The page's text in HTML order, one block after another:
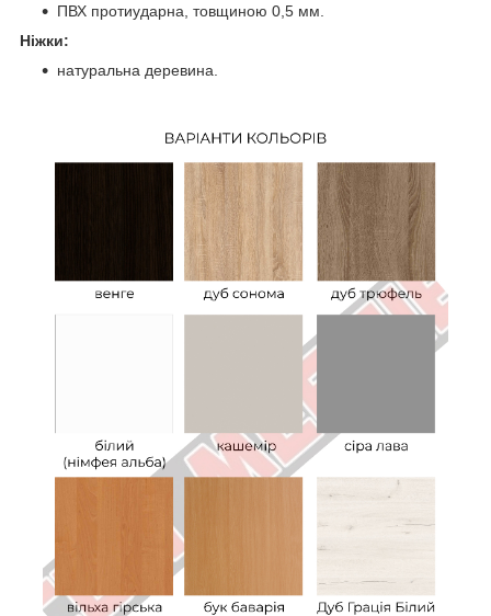
ПВХ протиударна, товщиною 0,5 мм.
Ніжки:
натуральна деревина.